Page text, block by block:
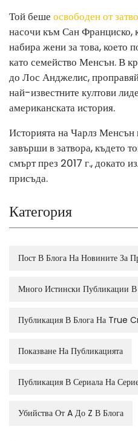
Той беше освободен от
насочи към Сан Франциско,
набира жени за това, което
като семейство Менсън. В
до Лос Анджелис,
най-известните култови
американската история.
Историята на Чарлз Менсън
завърши в затвора, където
смърт през 2017 г., докато
присъда.
Категория
Пост В Блога На Новините За
Много Истински Публикации В
Публикация В Блога На True
Показване На Публикацията
Публикация В Сериала На
Убийства От A До Z В Блога